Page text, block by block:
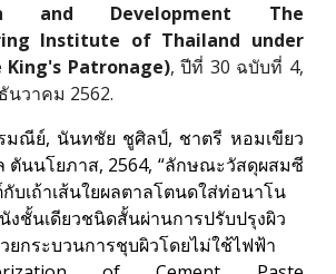
and Development The
Institute of Thailand under
King's Patronage), ปีที่ 30 ฉบับที่ 4,
นวาคม 2562.
มณีย์, นันทชัย ชูศิลป์, ชาตรี หอมเขียว
ตันนโยภาส, 2564, “ลักษณะวัสดุผสมซี
กับเถ้าเส้นใยผลตาลโตนดใส่ท่อนาโน
งชั้นเดียวชนิดสั้นผ่านการปรับปรุงผิว
ยกระบวนการชุบผิวโดยไม่ใช้ไฟฟ้า